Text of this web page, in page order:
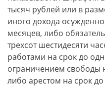
тысяч рублей или в
иного дохода
месяцев, либо
трехсот шестидесяти
работами на срок до
ограничением свободы
либо арестом на срок